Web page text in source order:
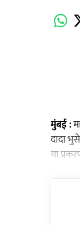
मुंबई :
दादा
या